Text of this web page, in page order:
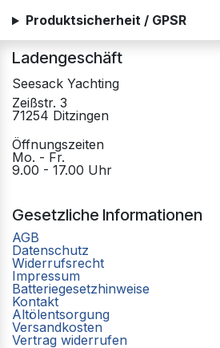
Produktsicherheit / GPSR
Ladengeschäft
Seesack Yachting
Zeißstr. 3
71254 Ditzingen
Öffnungszeiten
Mo. - Fr.
9.00 - 17.00 Uhr
Gesetzliche Informationen
AGB
Datenschutz
Widerrufsrecht
Impressum
Batteriegesetzhinweise
Kontakt
Altölentsorgung
Versandkosten
Vertrag widerrufen